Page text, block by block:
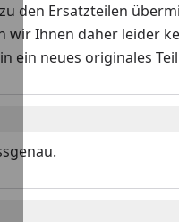
den Ersatzteilen
Ihnen daher leider
ein neues originales